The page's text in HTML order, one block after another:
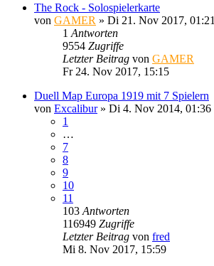
The Rock - Solospielerkarte
von GAMER » Di 21. Nov 2017, 01:21
1 Antworten
9554 Zugriffe
Letzter Beitrag von GAMER
Fr 24. Nov 2017, 15:15
Duell Map Europa 1919 mit 7 Spielern
von Excalibur» Di 4. Nov 2014, 01:36
1
…
7
8
9
10
11
103 Antworten
116949 Zugriffe
Letzter Beitrag von fred
Mi 8. Nov 2017, 15:59